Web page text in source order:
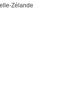
Zélande